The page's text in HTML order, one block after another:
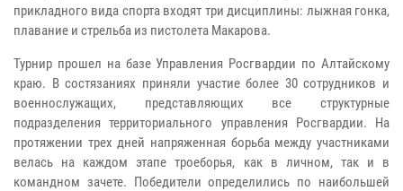
прикладного вида спорта входят три дисциплины: лыжная гонка,
плавание и стрельба из пистолета Макарова.
Турнир прошел на базе Управления Росгвардии по Алтайскому
краю. В состязаниях приняли участие более 30 сотрудников и
военнослужащих, представляющих все структурные
подразделения территориального управления Росгвардии. На
протяжении трех дней напряженная борьба между участниками
велась на каждом этапе троеборья, как в личном, так и в
командном зачете. Победители определились по наибольшей